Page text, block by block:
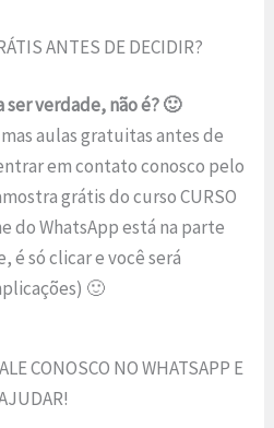
ANTES DE DECIDIR?
ser verdade, não é? 🙂
aulas gratuitas antes de
em contato conosco pelo
grátis do curso CURSO
do WhatsApp está na parte
é só clicar e você será
🙂
CONOSCO NO WHATSAPP E